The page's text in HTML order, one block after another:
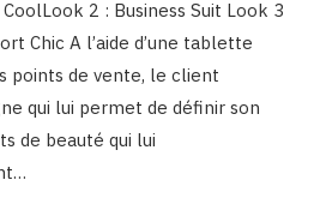
2 : Business Suit Look 3
Chic A l’aide d’une tablette
points de vente, le client
qui lui permet de définir son
de beauté qui lui